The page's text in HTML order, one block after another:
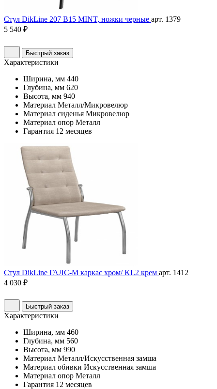
Стул DikLine 207 B15 MINT, ножки черные арт. 1379
5 540 ₽
Быстрый заказ
Характеристики
Ширина, мм 440
Глубина, мм 620
Высота, мм 940
Материал Металл/Микровелюр
Материал сиденья Микровелюр
Материал опор Металл
Гарантия 12 месяцев
Стул DikLine ГАЛС-М каркас хром/ KL2 крем арт. 1412
4 030 ₽
Быстрый заказ
Характеристики
Ширина, мм 460
Глубина, мм 560
Высота, мм 990
Материал Металл/Искусственная замша
Материал обивки Искусственная замша
Материал опор Металл
Гарантия 12 месяцев